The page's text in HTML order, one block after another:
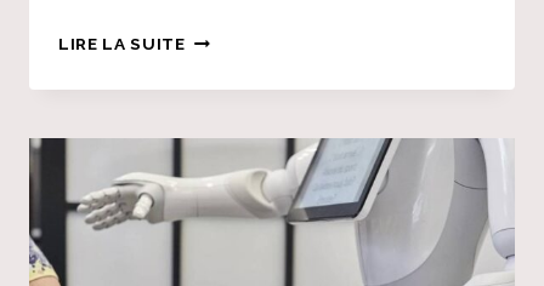
LIRE LA SUITELE
BIAIS
BANQUES
CENTRALES